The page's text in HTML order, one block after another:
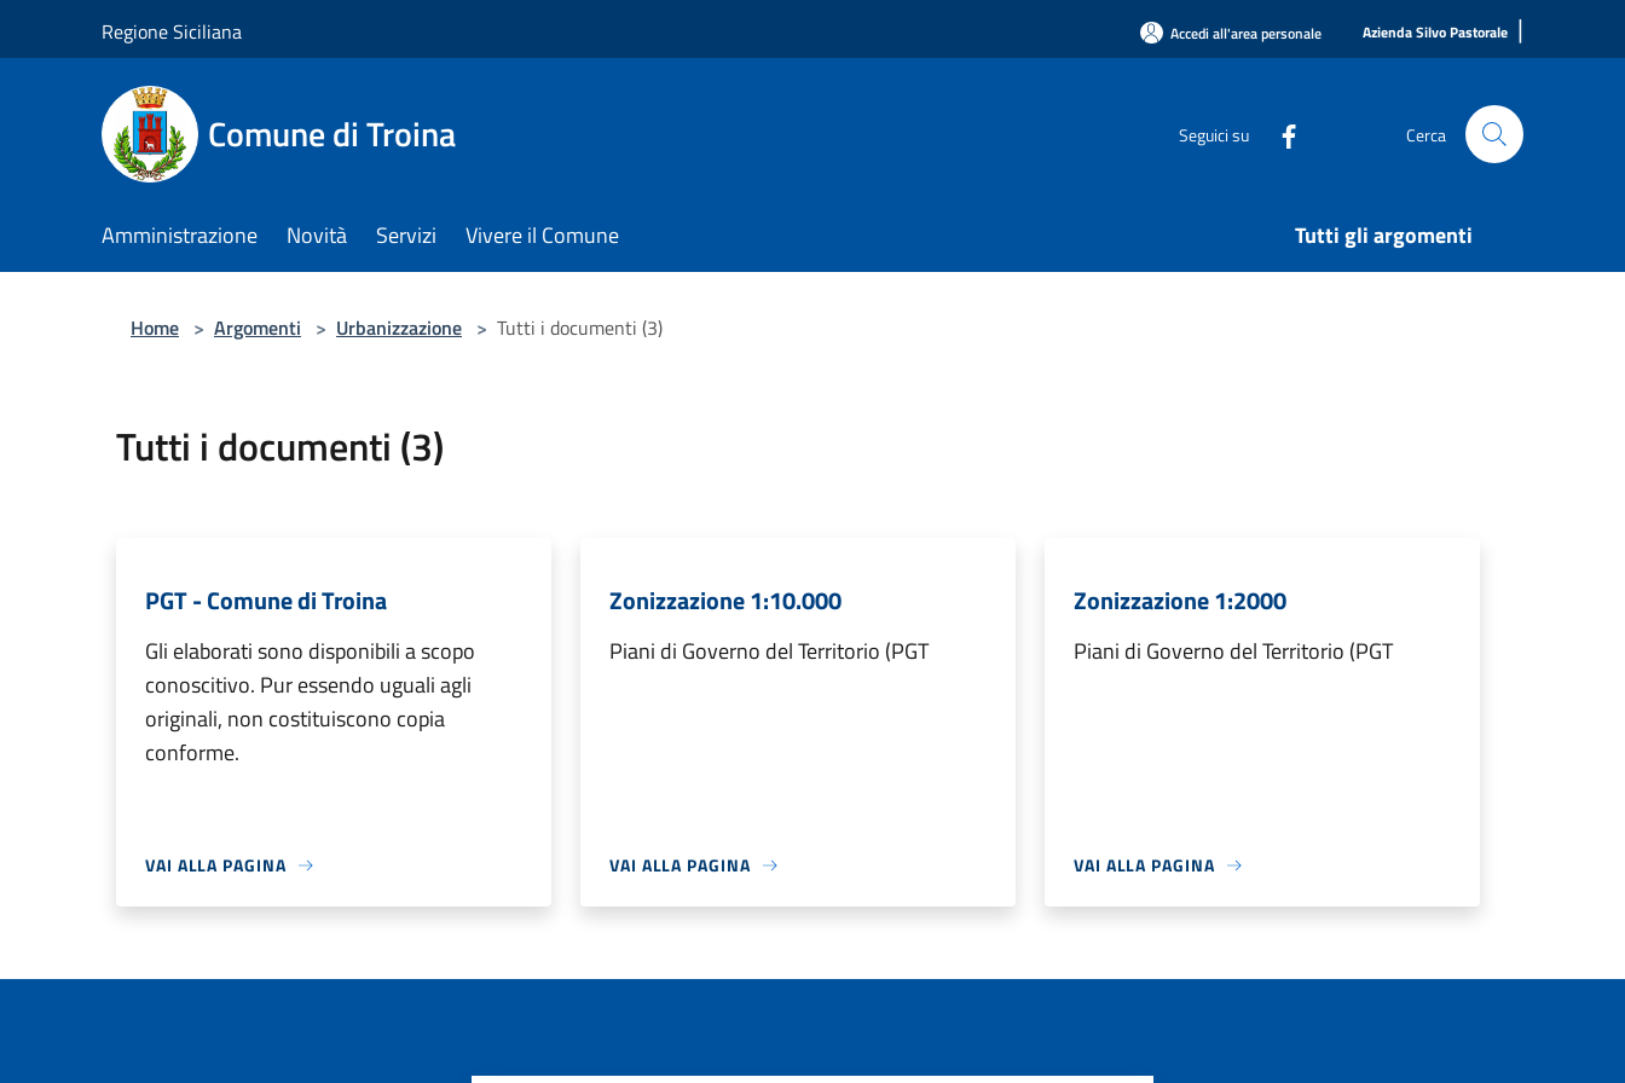
Regione Siciliana Accedi all'area personale Azienda Silvo Pastorale |
Comune di Troina Seguici su Cerca
Amministrazione Novità Servizi Vivere il Comune Tutti gli argomenti
Home > Argomenti > Urbanizzazione > Tutti i documenti (3)
Tutti i documenti (3)
PGT - Comune di Troina
Gli elaborati sono disponibili a scopo
conoscitivo. Pur essendo uguali agli
originali, non costituiscono copia
conforme.
VAI ALLA PAGINA
Zonizzazione 1:10.000
Piani di Governo del Territorio (PGT
VAI ALLA PAGINA
Zonizzazione 1:2000
Piani di Governo del Territorio (PGT
VAI ALLA PAGINA